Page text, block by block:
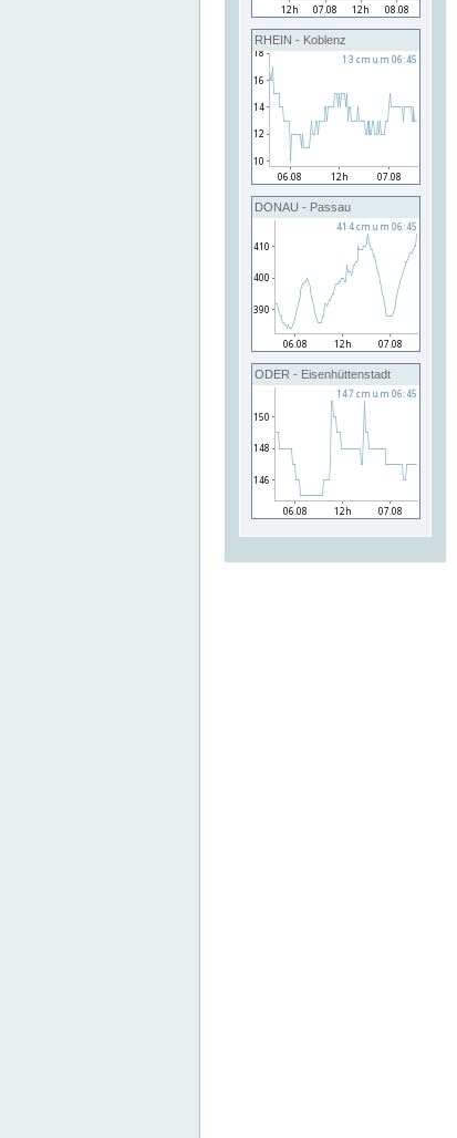
RHEIN - Koblenz
DONAU - Passau
ODER - Eisenhüttenstadt